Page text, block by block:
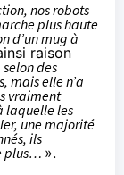
nos robots
plus haute
d’un mug à
raison
des
mais elle n’a
vraiment
laquelle les
une majorité
ils
plus… ».